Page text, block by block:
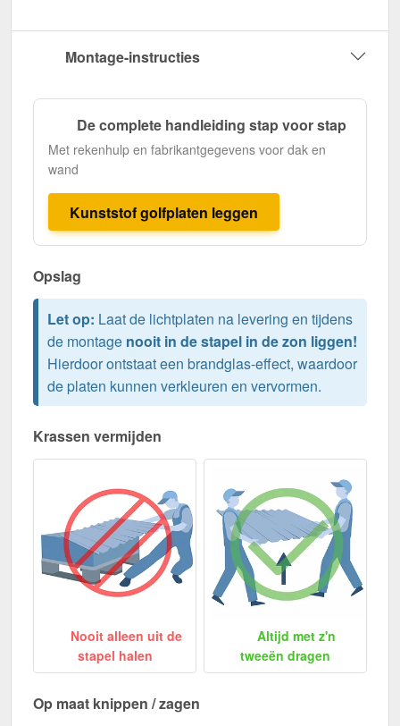
Montage-instructies
De complete handleiding stap voor stap
Met rekenhulp en fabrikantgegevens voor dak en
wand
Kunststof golfplaten leggen
Opslag
Let op: Laat de lichtplaten na levering en tijdens
de montage nooit in de stapel in de zon liggen!
Hierdoor ontstaat een brandglas-effect, waardoor
de platen kunnen verkleuren en vervormen.
Krassen vermijden
Nooit alleen uit de
stapel halen
Altijd met z'n
tweeën dragen
Op maat knippen / zagen